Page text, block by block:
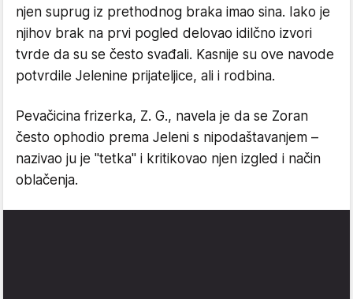
njen suprug iz prethodnog braka imao sina. Iako je
njihov brak na prvi pogled delovao idilčno izvori
tvrde da su se često svađali. Kasnije su ove navode
potvrdile Jelenine prijateljice, ali i rodbina.
Pevačicina frizerka, Z. G., navela je da se Zoran
često ophodio prema Jeleni s nipodaštavanjem –
nazivao ju je "tetka" i kritikovao njen izgled i način
oblačenja.